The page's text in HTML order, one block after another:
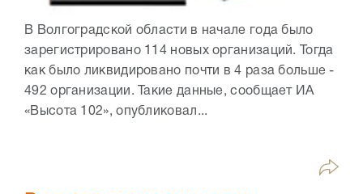
В Волгоградской области в начале года было
зарегистрировано 114 новых организаций. Тогда
как было ликвидировано почти в 4 раза больше -
492 организации. Такие данные, сообщает ИА
«Высота 102», опубликовал...